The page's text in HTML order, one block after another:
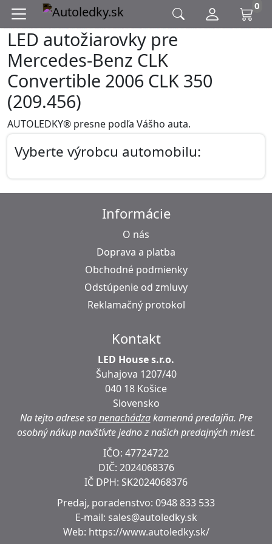
0
LED autožiarovky pre
Mercedes-Benz CLK
Convertible 2006 CLK 350
(209.456)
AUTOLEDKY® presne podľa Vášho auta.
Vyberte výrobcu automobilu:
Informácie
O nás
Doprava a platba
Obchodné podmienky
Odstúpenie od zmluvy
Reklamačný protokol
Kontakt
LED House s.r.o.
Šuhajova 1207/40
040 18 Košice
Slovensko
Na tejto adrese sanenachádzakamenná predajňa. Pre
osobný nákup navštívte jedno z našich predajných miest.
IČO: 47724722
DIČ: 2024068376
IČ DPH: SK2024068376
Predaj, poradenstvo: 0948 833 533
E-mail: sales@autoledky.sk
Web: https://www.autoledky.sk/